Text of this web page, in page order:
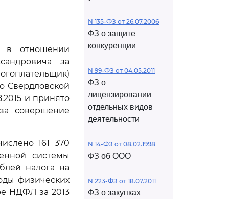
в отношении
за
Свердловской
и принято
совершение
161 370
системы
налога на
физических
НДФЛ за 2013
N 135-ФЗ от 26.07.2006
ФЗ о защите
конкуренции
N 99-ФЗ от 04.05.2011
ФЗ о
лицензировании
отдельных видов
деятельности
N 14-ФЗ от 08.02.1998
ФЗ об ООО
N 223-ФЗ от 18.07.2011
ФЗ о закупках